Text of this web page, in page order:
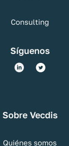
Consulting
Síguenos
Sobre Vecdis
Quiénes somos